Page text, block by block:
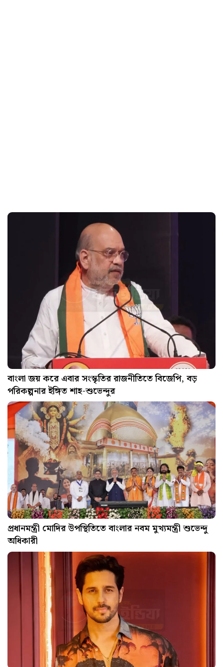
বাংলা জয় করে এবার সংস্কৃতির রাজনীতিতে বিজেপি, বড়
পরিকল্পনার ইঙ্গিত শাহ-শুভেন্দুর
প্রধানমন্ত্রী মোদির উপস্থিতিতে বাংলার নবম মুখ্যমন্ত্রী শুভেন্দু
অধিকারী